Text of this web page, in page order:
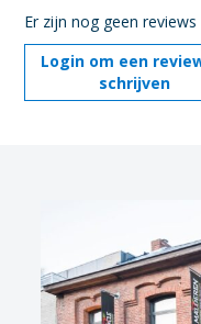
Er zijn nog geen reviews
Login om een
schrijven